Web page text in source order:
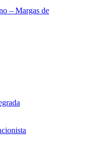
– Margas de